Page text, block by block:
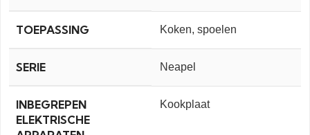
TOEPASSING Koken, spoelen
SERIE Neapel
INBEGREPEN
ELEKTRISCHE
Kookplaat